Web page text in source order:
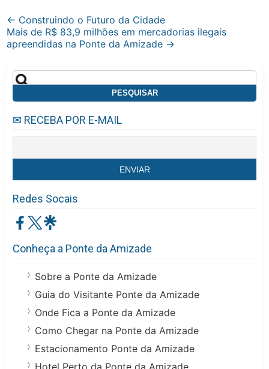
Post
navigation
← Construindo o Futuro da Cidade
Mais de R$ 83,9 milhões em mercadorias ilegais
apreendidas na Ponte da Amizade →
Pesquisar
por:
✉ RECEBA POR E-MAIL
Redes Socais
Conheça a Ponte da Amizade
Sobre a Ponte da Amizade
Guia do Visitante Ponte da Amizade
Onde Fica a Ponte da Amizade
Como Chegar na Ponte da Amizade
Estacionamento Ponte da Amizade
Hotel Perto da Ponte da Amizade